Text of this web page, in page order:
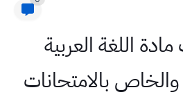
اللغة العربية
بالامتحانات